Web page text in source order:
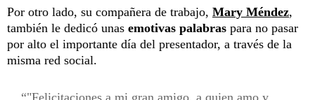
Por otro lado, su compañera de trabajo, Mary Méndez,
también le dedicó unas emotivas palabras para no pasar
por alto el importante día del presentador, a través de la
misma red social.